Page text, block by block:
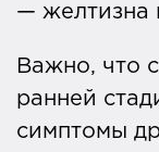
— желтизна
Важно, что
ранней
симптомы